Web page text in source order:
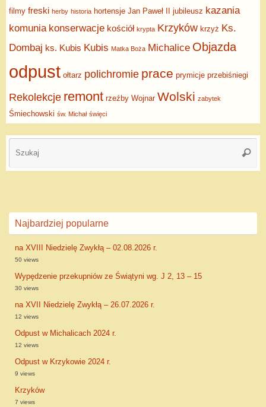
filmy freski herby historia hortensje Jan Paweł II jubileusz kazania
komunia konserwacje kościół krypta Krzyków krzyż Ks.
Dombaj ks. Kubis Kubis Matka Boża Michalice Objazda
odpust ołtarz polichromie prace prymicje przebiśniegi
Rekolekcje remont rzeźby Wojnar Wolski zabytek
Śmiechowski św. Michał święci
Najbardziej popularne
na XVIII Niedzielę Zwykłą – 02.08.2026 r.
50 views
Wypędzenie przekupniów ze Świątyni wg. J 2, 13 – 15
30 views
na XVII Niedzielę Zwykłą – 26.07.2026 r.
12 views
Odpust w Michalicach 2024 r.
12 views
Odpust w Krzykowie 2024 r.
9 views
Krzyków
7 views